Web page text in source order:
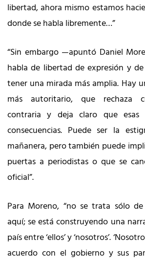
libertad, ahora mismo estamos
donde se habla libremente…”
“Sin embargo —apuntó Daniel
habla de libertad de expresión y
tener una mirada más amplia. Hay
más autoritario, que rechaza
contraria y deja claro que esas
consecuencias. Puede ser la
mañanera, pero también puede
puertas a periodistas o que se
oficial”.
Para Moreno, “no se trata sólo
aquí; se está construyendo una
país entre ‘ellos’ y ‘nosotros’.
acuerdo con el gobierno y sus